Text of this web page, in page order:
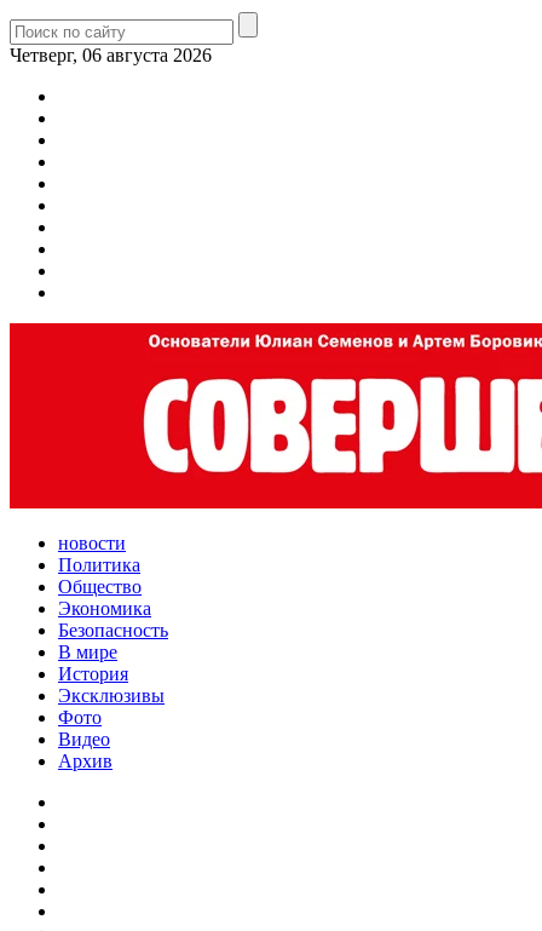
Четверг, 06 августа 2026
новости
Политика
Общество
Экономика
Безопасность
В мире
История
Эксклюзивы
Фото
Видео
Архив